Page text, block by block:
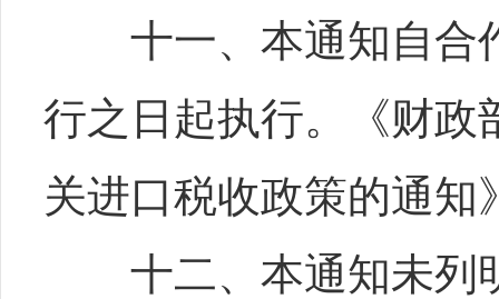
十一、本通知自合作
行之日起执行。《财政
关进口税收政策的通
十二、本通知未列明